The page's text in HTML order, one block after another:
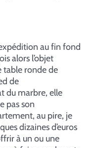
au fin fond
alors l’objet
table ronde de
de
du marbre, elle
pas son
au pire, je
dizaines d’euros
à un ou une